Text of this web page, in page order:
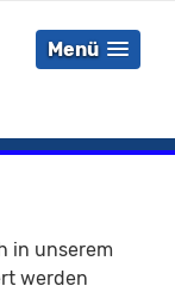
Menü
in unserem
werden